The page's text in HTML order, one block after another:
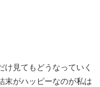
け見てもどうなっていく
末がハッピーなのが私は